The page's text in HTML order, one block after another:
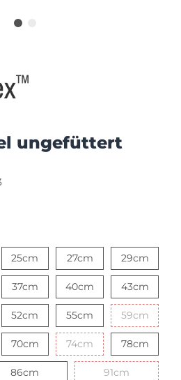
ungefüttert
25cm 27cm27cm 29cm29cm
37cm37cm 40cm 40cm43cm43cm
52cm 55cm 55cm 59cm59cm
70cm70cm 74cm 74cm 78cm78cm
86cm 91cm91cm